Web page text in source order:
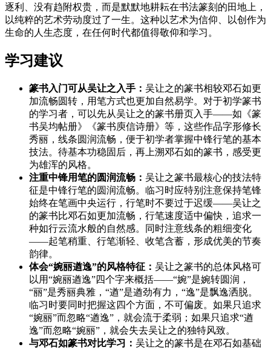
逐利、没有趋附权贵，而是默默地耕耘在书法篆刻的田地上，
以纯粹的艺术劳动度过了一生。这种以艺术为信仰、以创作为
生命的人生态度，在任何时代都值得敬仰和学习。
学习建议
篆书入门可从吴让之入手： 吴让之的篆书相较邓石如更
加流畅圆转，用笔方式也更加自然易学。对于初学篆书
的学习者，可以先从吴让之的篆书册页入手——如《篆
书吴均帖册》《篆书庾信诗册》等，这些作品字形修长
秀丽，线条圆润流畅，便于初学者掌握中锋行笔的基本
技法。待基本功稳固后，再上溯邓石如的篆书，感受更
为雄浑的风格。
注重中锋用笔的圆润流畅： 吴让之篆书最核心的技法特
征是中锋行笔的圆润流畅。临习时应特别注意保持笔锋
始终在笔画中央运行，行笔时不要过于迟缓——吴让之
的篆书比邓石如更加流畅，行笔速度适中偏快，追求一
种如行云流水般的自然感。同时注意线条的粗细变化
——起笔稍重、行笔渐轻、收笔含蓄，形成优美的节奏
韵律。
体会“婉丽遒逸”的风格特征： 吴让之篆书的总体风格可
以用“婉丽遒逸”四个字来概括——“婉”是婉转圆润，
“丽”是秀丽典雅，“遒”是遒劲有力，“逸”是飘逸洒脱。
临习时要同时把握这四个方面，不可偏废。如果只追求
“婉丽”而忽略“遒逸”，就会流于柔弱；如果只追求“遒
逸”而忽略“婉丽”，就会失去吴让之的独特风致。
与邓石如篆书对比学习： 吴让之的篆书是在邓石如基础